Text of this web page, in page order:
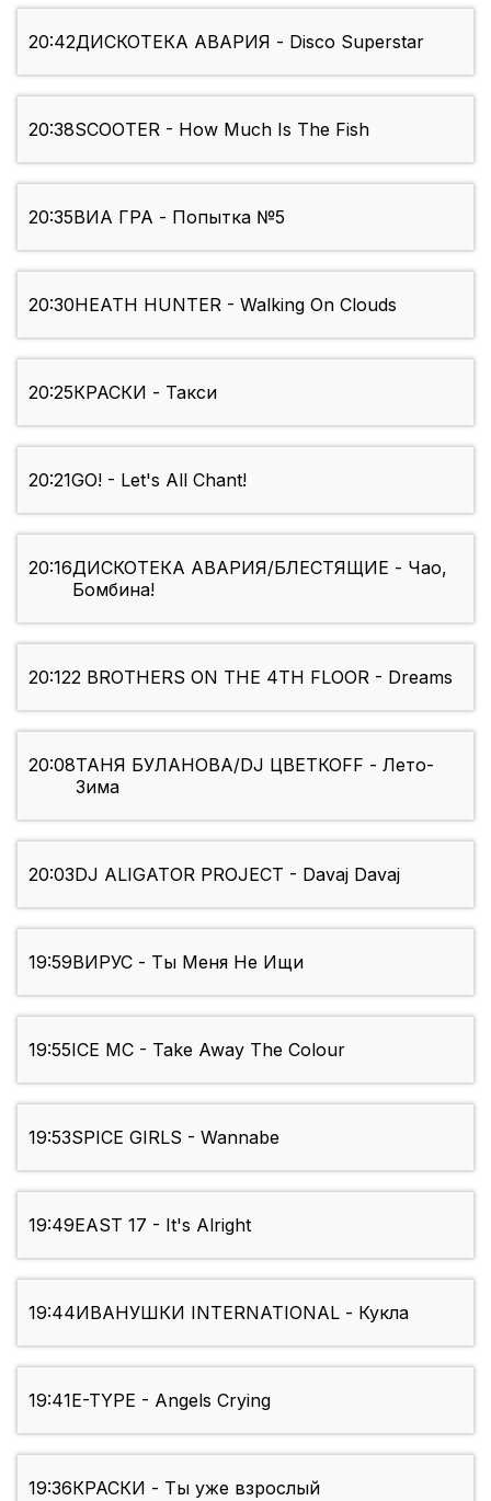
20:42ДИСКОТЕКА АВАРИЯ - Disco Superstar
20:38SCOOTER - How Much Is The Fish
20:35ВИА ГРА - Попытка №5
20:30HEATH HUNTER - Walking On Clouds
20:25КРАСКИ - Такси
20:21GO! - Let's All Chant!
20:16ДИСКОТЕКА АВАРИЯ/БЛЕСТЯЩИЕ - Чао,
Бомбина!
20:122 BROTHERS ON THE 4TH FLOOR - Dreams
20:08ТАНЯ БУЛАНОВА/DJ ЦВЕТКОFF - Лето-
Зима
20:03DJ ALIGATOR PROJECT - Davaj Davaj
19:59ВИРУС - Ты Меня Не Ищи
19:55ICE MC - Take Away The Colour
19:53SPICE GIRLS - Wannabe
19:49EAST 17 - It's Alright
19:44ИВАНУШКИ INTERNATIONAL - Кукла
19:41E-TYPE - Angels Crying
19:36КРАСКИ - Ты уже взрослый